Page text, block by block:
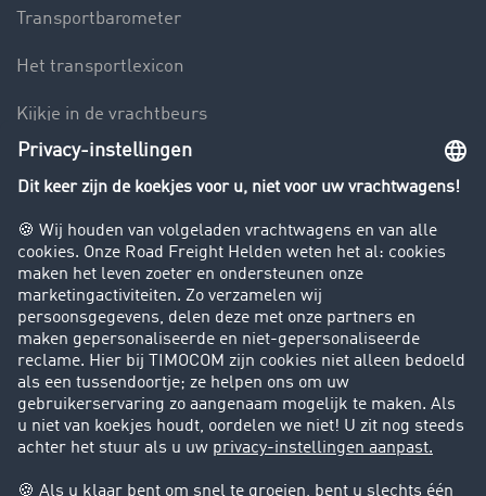
Transportbarometer
Het transportlexicon
Kijkje in de vrachtbeurs
Rijverbod voor vrachtwagens
Bedrijf
Success Stories
Klanten werven klanten
Support
Contact
Juridische informatie